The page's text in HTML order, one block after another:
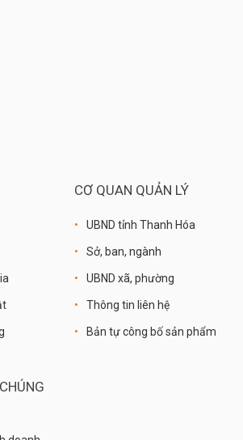
CƠ QUAN QUẢN LÝ
UBND tỉnh Thanh Hóa
Sở, ban, ngành
UBND xã, phường
Thông tin liên hệ
Bản tự công bố sản phẩm